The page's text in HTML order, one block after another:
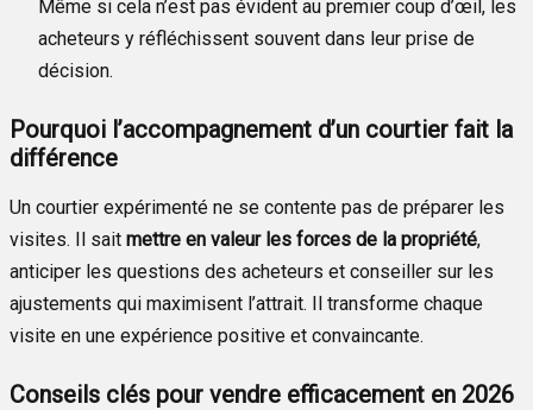
Même si cela n’est pas évident au premier coup d’œil, les
acheteurs y réfléchissent souvent dans leur prise de
décision.
Pourquoi l’accompagnement d’un courtier fait la
différence
Un courtier expérimenté ne se contente pas de préparer les
visites. Il sait mettre en valeur les forces de la propriété,
anticiper les questions des acheteurs et conseiller sur les
ajustements qui maximisent l’attrait. Il transforme chaque
visite en une expérience positive et convaincante.
Conseils clés pour vendre efficacement en 2026